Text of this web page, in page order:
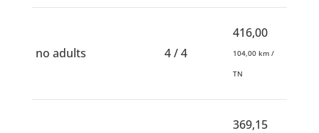
no adults 4 / 4
416,00
104,00 km /
TN
369,15